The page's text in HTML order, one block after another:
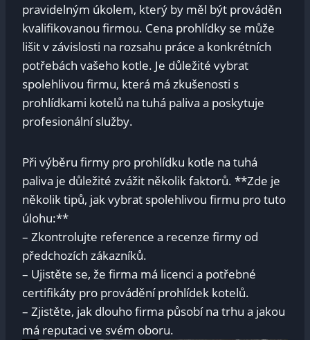
pravidelným úkolem, který by měl být prováděn
kvalifikovanou firmou. Cena prohlídky se může
lišit v závislosti na rozsahu práce a konkrétních
potřebách vašeho kotle. Je důležité vybrat
spolehlivou firmu, která má zkušenosti s
prohlídkami kotelů na tuhá paliva a poskytuje
profesionální služby.
Při výběru firmy pro prohlídku kotle na tuhá
paliva je důležité zvážit několik faktorů. **Zde je
několik tipů, jak vybrat spolehlivou firmu pro tuto
úlohu:**
– Zkontrolujte reference a recenze firmy od
předchozích zákazníků.
– Ujistěte se, že firma má licenci a potřebné
certifikáty pro provádění prohlídek kotelů.
– Zjistěte, jak dlouho firma působí na trhu a jakou
má reputaci ve svém oboru.